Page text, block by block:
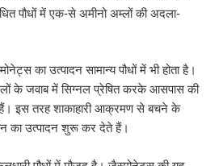
पौधों में एक-से अमीनो अम्लों की अदला-
का उत्पादन सामान्य पौधों में भी होता है।
के जवाब में सिग्नल प्रेषित करके आसपास की
इस तरह शाकाहारी आक्रमण से बचने के
का उत्पादन शुरू कर देते हैं।